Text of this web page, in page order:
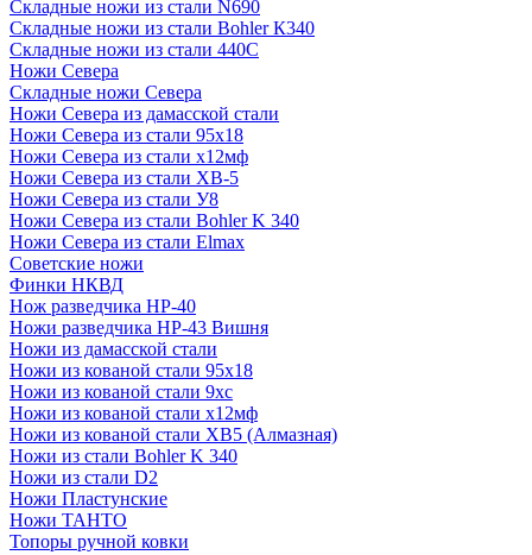
Складные ножи из стали N690
Складные ножи из стали Bohler К340
Складные ножи из стали 440С
Ножи Севера
Складные ножи Севера
Ножи Севера из дамасской стали
Ножи Севера из стали 95х18
Ножи Севера из стали х12мф
Ножи Севера из стали ХВ-5
Ножи Севера из стали У8
Ножи Севера из стали Bohler K 340
Ножи Севера из стали Elmax
Советские ножи
Финки НКВД
Нож разведчика НР-40
Ножи разведчика НР-43 Вишня
Ножи из дамасской стали
Ножи из кованой стали 95х18
Ножи из кованой стали 9хс
Ножи из кованой стали х12мф
Ножи из кованой стали ХВ5 (Алмазная)
Ножи из стали Bohler K 340
Ножи из стали D2
Ножи Пластунские
Ножи ТАНТО
Топоры ручной ковки